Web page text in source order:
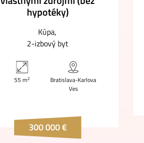
hypotéky)
Kúpa
2-izbový byt
55 m2
Bratislava-Karlova
Ves
300 000 €